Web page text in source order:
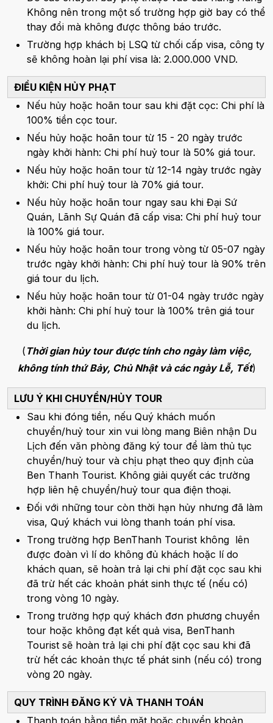
Không nên trong một số trường hợp giờ bay có thể
thay đổi mà không được thông báo trước.
Trường hợp khách bị LSQ từ chối cấp visa, công ty
sẽ không hoàn lại phí visa là: 2.000.000 VND.
ĐIỀU KIỆN HỦY PHẠT
Nếu hủy hoặc hoãn tour sau khi đặt cọc: Chi phí là
100% tiền cọc tour.
Nếu hủy hoặc hoãn tour từ 15 - 20 ngày trước
ngày khởi hành: Chi phí huỷ tour là 50% giá tour.
Nếu hủy hoặc hoãn tour từ 12-14 ngày trước ngày
khởi: Chi phí huỷ tour là 70% giá tour.
Nếu hủy hoặc hoãn tour ngay sau khi Đại Sứ
Quán, Lãnh Sự Quán đã cấp visa: Chi phí huỷ tour
là 100% giá tour.
Nếu hủy hoặc hoãn tour trong vòng từ 05-07 ngày
trước ngày khởi hành: Chi phí huỷ tour là 90% trên
giá tour du lịch.
Nếu hủy hoặc hoãn tour từ 01-04 ngày trước ngày
khởi hành: Chi phí huỷ tour là 100% trên giá tour
du lịch.
( Thời gian hủy tour được tính cho ngày làm việc,
không tính thứ Bảy, Chủ Nhật và các ngày Lễ, Tết)
LƯU Ý KHI CHUYỂN/HỦY TOUR
Sau khi đóng tiền, nếu Quý khách muốn
chuyển/huỷ tour xin vui lòng mang Biên nhận Du
Lịch đến văn phòng đăng ký tour để làm thủ tục
chuyển/huỷ tour và chịu phạt theo quy định của
Ben Thanh Tourist. Không giải quyết các trường
hợp liên hệ chuyển/huỷ tour qua điện thoại.
Đối với những tour còn thời hạn hủy nhưng đã làm
visa, Quý khách vui lòng thanh toán phí visa.
Trong trường hợp BenThanh Tourist không lên
được đoàn vì lí do không đủ khách hoặc lí do
khách quan, sẽ hoàn trả lại chi phí đặt cọc sau khi
đã trừ hết các khoản phát sinh thực tế (nếu có)
trong vòng 10 ngày.
Trong trường hợp quý khách đơn phương chuyển
tour hoặc không đạt kết quả visa, BenThanh
Tourist sẽ hoàn trả lại chi phí đặt cọc sau khi đã
trừ hết các khoản thực tế phát sinh (nếu có) trong
vòng 20 ngày.
QUY TRÌNH ĐĂNG KÝ VÀ THANH TOÁN
Thanh toán bằng tiền mặt hoặc chuyển khoản